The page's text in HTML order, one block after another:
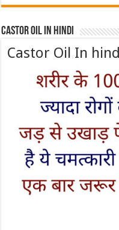
Castor Oil In Hindi
Castor Oil In